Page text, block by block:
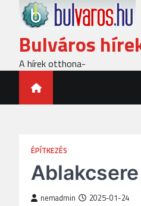
contentBulváros
A hírek otthona-
ÉPÍTKEZÉS
nemadmin 2025-01-24